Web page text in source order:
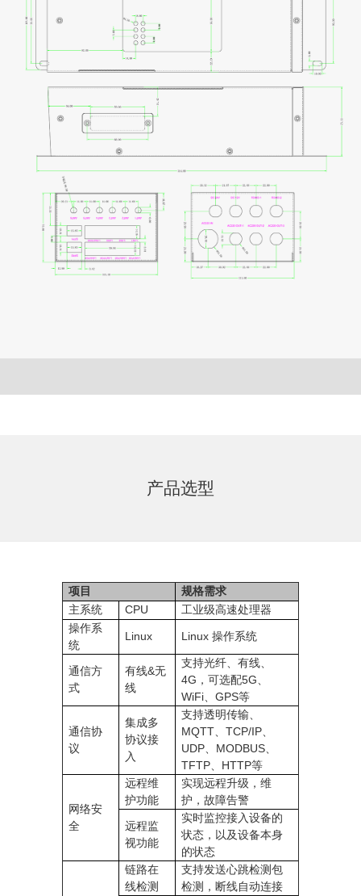
产品选型
项目
规格需求
主系统
CPU
工业级高速处理器
操作系
统
Linux Linux 操作系统
通信方
式
有线&无
线
支持光纤、有线、
4G，可选配5G、
WiFi、GPS等
通信协
议
集成多
协议接
入
支持透明传输、
MQTT、TCP/IP、
UDP、MODBUS、
TFTP、HTTP等
网络安
全
远程维
护功能
实现远程升级，维
护，故障告警
远程监
视功能
实时监控接入设备的
状态，以及设备本身
的状态
链路在
线检测
支持发送心跳检测包
检测，断线自动连接